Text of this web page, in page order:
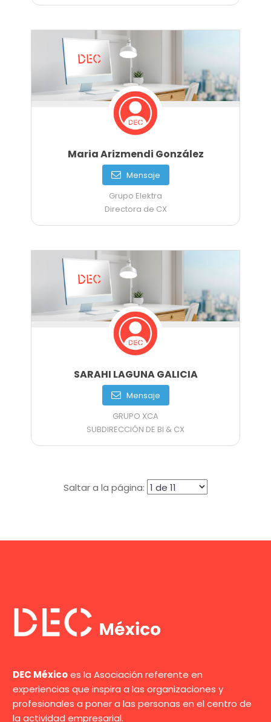
Maria Arizmendi González
Mensaje
Grupo Elektra
Directora de CX
SARAHI LAGUNA GALICIA
Mensaje
GRUPO XCA
SUBDIRECCIÓN DE BI & CX
Saltar a la página:
DEC Méxicoes la Asociación referente en
experiencias que inspira a las organizaciones y
profesionales a poner a las personas en el centro de
la actividad empresarial.